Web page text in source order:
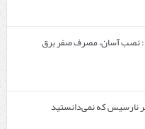
نصب آسان، مصرف صفر برق
نارسیس که نمی‌دانستید